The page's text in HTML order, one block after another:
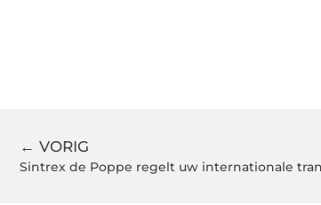
← VORIG
Sintrex de Poppe regelt uw internationale